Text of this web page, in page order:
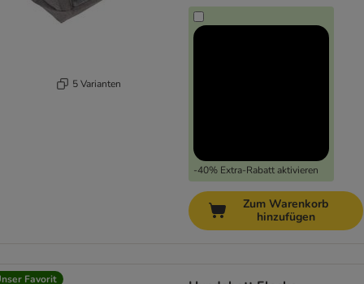
5 Varianten
-40% Extra-Rabatt aktivieren
Zum Warenkorb
hinzufügen
Favorit